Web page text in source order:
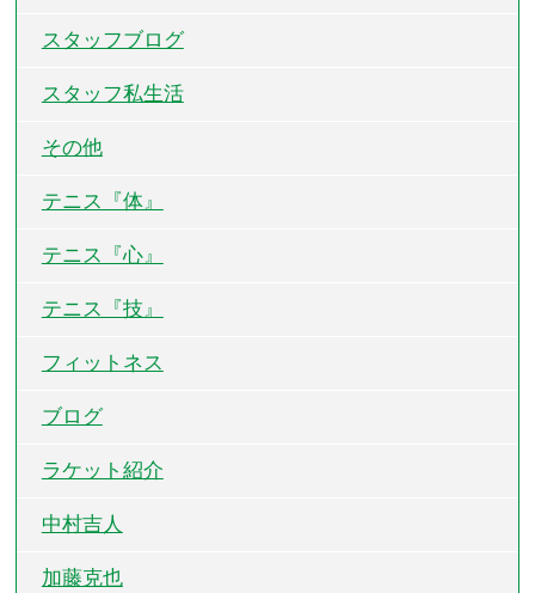
スタッフブログ
スタッフ私生活
その他
テニス『体』
テニス『心』
テニス『技』
フィットネス
ブログ
ラケット紹介
中村吉人
加藤克也